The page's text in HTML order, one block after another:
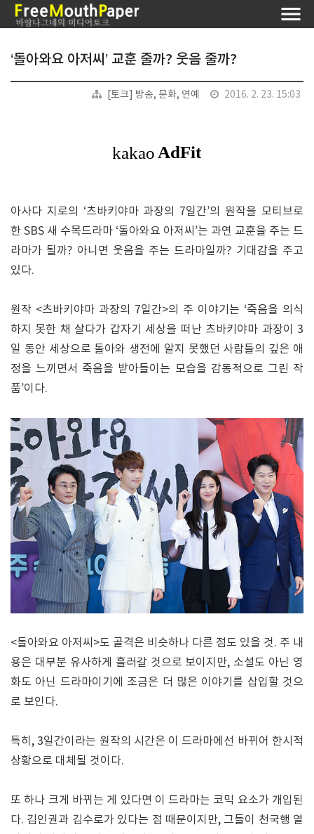
‘돌아와요 아저씨’ 교훈 줄까? 웃음 줄까?
[토크] 방송, 문화, 연예 2016. 2. 23. 15:03
아사다 지로의 ‘츠바키야마 과장의 7일간’의 원작을 모티브로
한 SBS 새 수목드라마 ‘돌아와요 아저씨’는 과연 교훈을 주는 드
라마가 될까? 아니면 웃음을 주는 드라마일까? 기대감을 주고
있다.
원작 <츠바키야마 과장의 7일간>의 주 이야기는 ‘죽음을 의식
하지 못한 채 살다가 갑자기 세상을 떠난 츠바키야마 과장이 3
일 동안 세상으로 돌아와 생전에 알지 못했던 사람들의 깊은 애
정을 느끼면서 죽음을 받아들이는 모습을 감동적으로 그린 작
품’이다.
<돌아와요 아저씨>도 골격은 비슷하나 다른 점도 있을 것. 주 내
용은 대부분 유사하게 흘러갈 것으로 보이지만, 소설도 아닌 영
화도 아닌 드라마이기에 조금은 더 많은 이야기를 삽입할 것으
로 보인다.
특히, 3일간이라는 원작의 시간은 이 드라마에선 바뀌어 한시적
상황으로 대체될 것이다.
또 하나 크게 바뀌는 게 있다면 이 드라마는 코믹 요소가 개입된
다. 김인권과 김수로가 있다는 점 때문이지만, 그들이 천국행 열